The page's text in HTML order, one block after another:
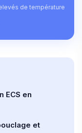
de température
ECS en
et